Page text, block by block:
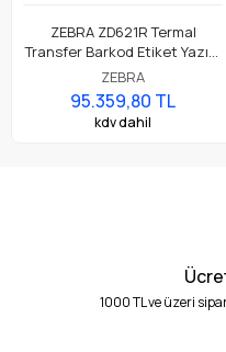
ZEBRA ZD621R Termal
Transfer Barkod Etiket Yazıcı
4.3" Renkli Dokunmatik LCD
Ekran; 203 Dpi, USB, USB
Host, Ethernet, Seri, BTLE5,
RFID - UHF, Model No:
ZEBRA
95.359,80 TL
kdv dahil
1000 TL ve üzeri